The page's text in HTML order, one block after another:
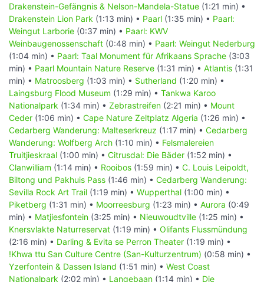
Drakenstein-Gefängnis & Nelson-Mandela-Statue (1:21 min) •
Drakenstein Lion Park (1:13 min) • Paarl (1:35 min) • Paarl:
Weingut Larborie (0:37 min) • Paarl: KWV
Weinbaugenossenschaft (0:48 min) • Paarl: Weingut Nederburg
(1:04 min) • Paarl: Taal Monument für Afrikaans Sprache (3:03
min) • Paarl Mountain Nature Reserve (1:31 min) • Atlantis (1:31
min) • Matroosberg (1:03 min) • Sutherland (1:20 min) •
Laingsburg Flood Museum (1:29 min) • Tankwa Karoo
Nationalpark (1:34 min) • Zebrastreifen (2:21 min) • Mount
Ceder (1:06 min) • Cape Nature Zeltplatz Algeria (1:26 min) •
Cedarberg Wanderung: Malteserkreuz (1:17 min) • Cedarberg
Wanderung: Wolfberg Arch (1:10 min) • Felsmalereien
Truitjieskraal (1:00 min) • Citrusdal: Die Bäder (1:52 min) •
Clanwilliam (1:14 min) • Rooibos (1:59 min) • C. Louis Leipoldt,
Biltong und Pakhuis Pass (1:46 min) • Cedarberg Wanderung:
Sevilla Rock Art Trail (1:19 min) • Wupperthal (1:00 min) •
Piketberg (1:31 min) • Moorreesburg (1:23 min) • Aurora (0:49
min) • Matjiesfontein (3:25 min) • Nieuwoudtville (1:25 min) •
Knersvlakte Naturreservat (1:19 min) • Olifants Flussmündung
(2:16 min) • Darling & Evita se Perron Theater (1:19 min) •
!Khwa ttu San Culture Centre (San-Kulturzentrum) (0:58 min) •
Yzerfontein & Dassen Island (1:51 min) • West Coast
Nationalpark (2:02 min) • Langebaan (1:14 min) • Die